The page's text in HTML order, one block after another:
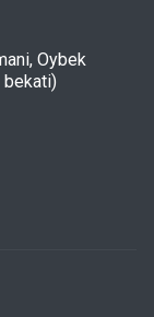
Oybek
bekati)